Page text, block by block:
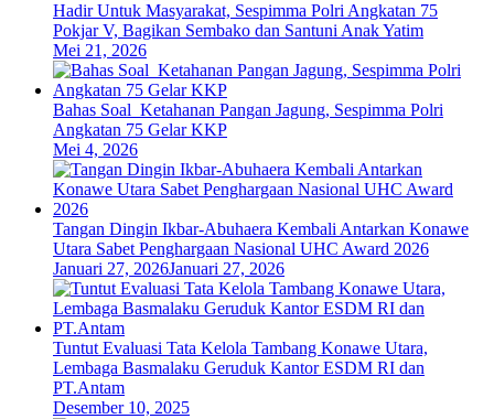
Hadir Untuk Masyarakat, Sespimma Polri Angkatan 75
Pokjar V, Bagikan Sembako dan Santuni Anak Yatim
Mei 21, 2026
Bahas Soal Ketahanan Pangan Jagung, Sespimma Polri
Angkatan 75 Gelar KKP
Mei 4, 2026
Tangan Dingin Ikbar-Abuhaera Kembali Antarkan Konawe
Utara Sabet Penghargaan Nasional UHC Award 2026
Januari 27, 2026Januari 27, 2026
Tuntut Evaluasi Tata Kelola Tambang Konawe Utara,
Lembaga Basmalaku Geruduk Kantor ESDM RI dan
PT.Antam
Desember 10, 2025